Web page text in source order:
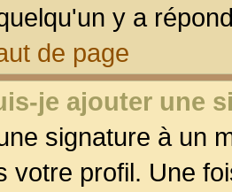
y a
de page
je ajouter une
signature à un
votre profil. Une